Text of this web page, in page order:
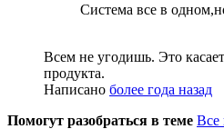
Система все в
Всем не угодишь. Это
продукта.
Написано более года назад
Помогут разобраться в теме Все